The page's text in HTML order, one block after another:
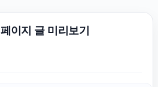
이지 글 미리보기